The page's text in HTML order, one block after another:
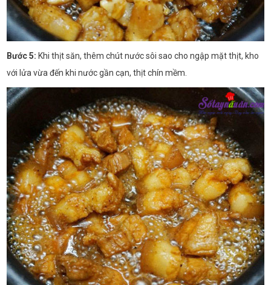
Bước 5: Khi thịt săn, thêm chút nước sôi sao cho ngập mặt thịt, kho
với lửa vừa đến khi nước gần cạn, thịt chín mềm.